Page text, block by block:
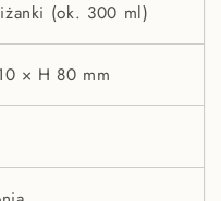
(ok. 300 ml)
× H 80 mm